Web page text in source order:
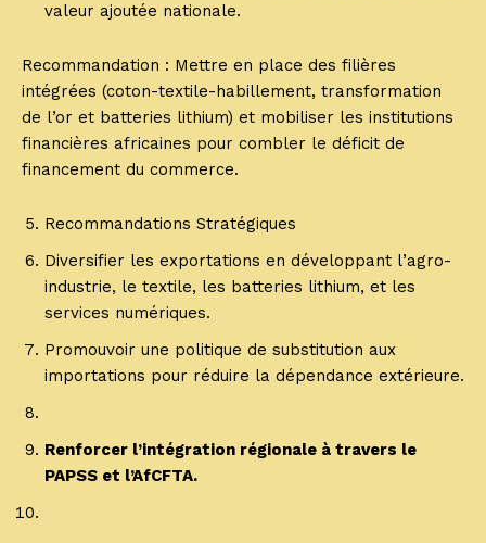
valeur ajoutée nationale.
Recommandation : Mettre en place des filières
intégrées (coton-textile-habillement, transformation
de l’or et batteries lithium) et mobiliser les institutions
financières africaines pour combler le déficit de
financement du commerce.
Recommandations Stratégiques
Diversifier les exportations en développant l’agro-
industrie, le textile, les batteries lithium, et les
services numériques.
Promouvoir une politique de substitution aux
importations pour réduire la dépendance extérieure.
Renforcer l’intégration régionale à travers le
PAPSS et l’AfCFTA.